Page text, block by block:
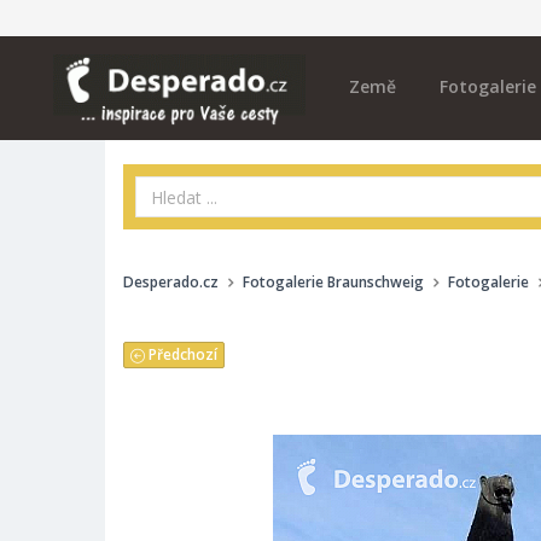
Země Fotogalerie
Desperado.cz Fotogalerie Braunschweig Fotogalerie
Předchozí